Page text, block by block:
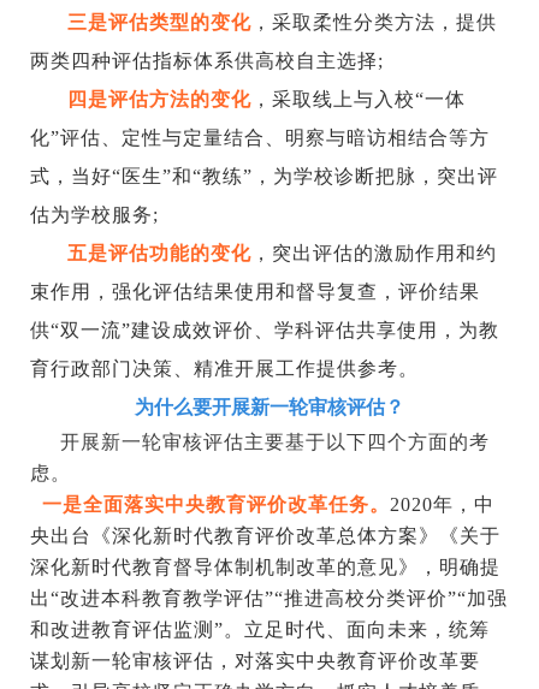
三是评估类型的变化 ，采取柔性分类方法，提供
两类四种评估指标体系供高校自主选择;
四是评估方法的变化 ，采取线上与入校“一体
化”评估、定性与定量结合、明察与暗访相结合等方
式，当好“医生”和“教练”，为学校诊断把脉，突出评
估为学校服务;
五是评估功能的变化 ，突出评估的激励作用和约
束作用，强化评估结果使用和督导复查，评价结果
供“双一流”建设成效评价、学科评估共享使用，为教
育行政部门决策、精准开展工作提供参考。
为什么要开展新一轮审核评估？
开展新一轮审核评估主要基于以下四个方面的考
虑。
一是全面落实中央教育评价改革任务。 2020年，中
央出台《深化新时代教育评价改革总体方案》《关于
深化新时代教育督导体制机制改革的意见》，明确提
出“改进本科教育教学评估”“推进高校分类评价”“加强
和改进教育评估监测”。立足时代、面向未来，统筹
谋划新一轮审核评估，对落实中央教育评价改革要